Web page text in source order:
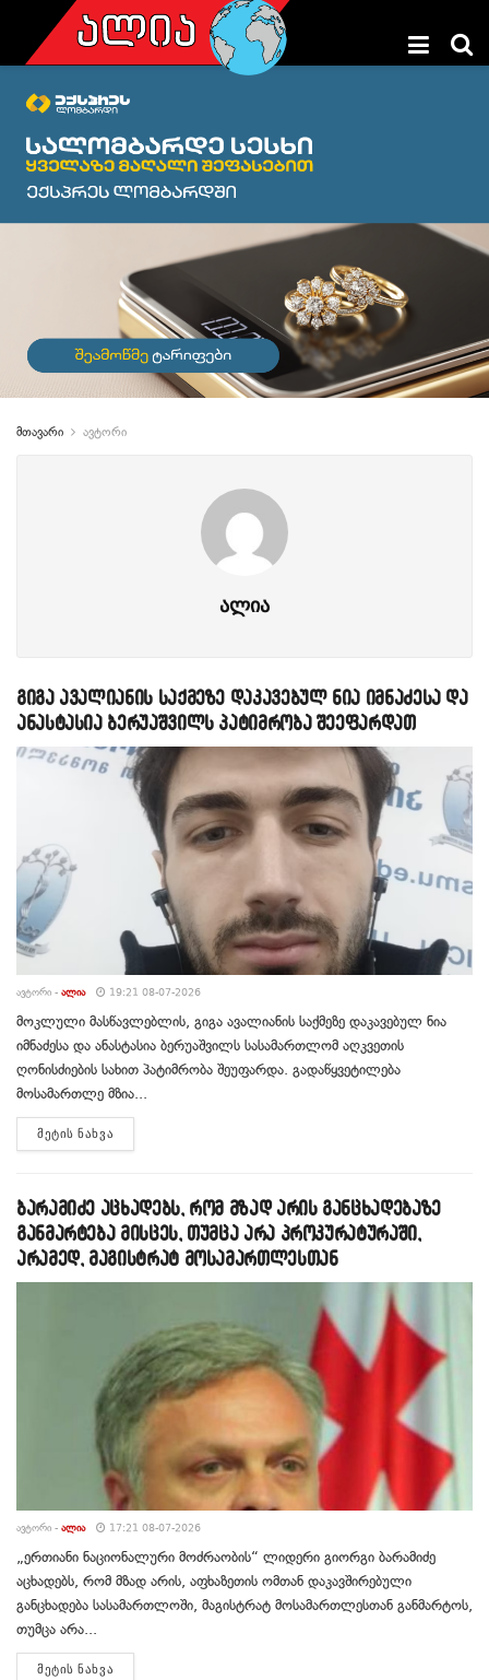
მთავარი ავტორი
ალია
გიგა ავალიანის საქმეზე დაკავებულ ნია იმნაძესა და
ანასტასია ბერუაშვილს პატიმრობა შეეფარდათ
ᲐᲕᲢᲝᲠᲘ - ᲐᲚᲘᲐ 19:21 08-07-2026
მოკლული მასწავლებლის, გიგა ავალიანის საქმეზე დაკავებულ ნია
იმნაძესა და ანასტასია ბერუაშვილს სასამართლომ აღკვეთის
ღონისძიების სახით პატიმრობა შეუფარდა. გადაწყვეტილება
მოსამართლე მზია...
ᲛᲔᲢᲘᲡ ᲜᲐᲮᲕᲐ
ბარამიძე აცხადებს, რომ მზად არის განცხადებაზე
განმარტება მისცეს, თუმცა არა პროკურატურაში,
არამედ, მაგისტრატ მოსამართლესთან
ᲐᲕᲢᲝᲠᲘ - ᲐᲚᲘᲐ 17:21 08-07-2026
„ერთიანი ნაციონალური მოძრაობის“ ლიდერი გიორგი ბარამიძე
აცხადებს, რომ მზად არის, აფხაზეთის ომთან დაკავშირებული
განცხადება სასამართლოში, მაგისტრატ მოსამართლესთან განმარტოს,
თუმცა არა...
ᲛᲔᲢᲘᲡ ᲜᲐᲮᲕᲐ